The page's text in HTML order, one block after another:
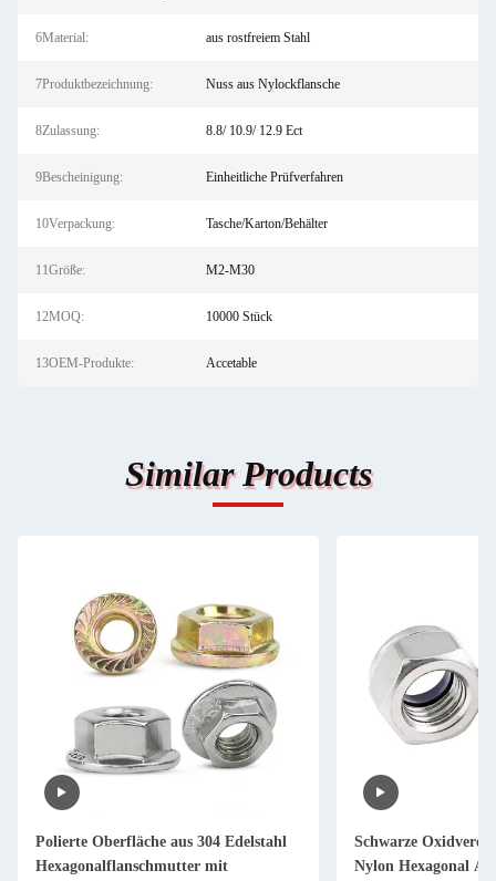
6Material: aus rostfreiem Stahl
7Produktbezeichnung: Nuss aus Nylockflansche
8Zulassung: 8.8/ 10.9/ 12.9 Ect
9Bescheinigung: Einheitliche Prüfverfahren
10Verpackung: Tasche/Karton/Behälter
11Größe: M2-M30
12MOQ: 10000 Stück
13OEM-Produkte: Accetable
Similar Products
Polierte Oberfläche aus 304 Edelstahl
Hexagonalflanschmutter mit
Schwarze
Nylon Hexagonal